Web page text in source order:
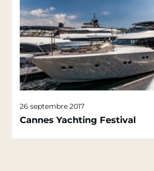
26 septembre 2017
Cannes Yachting Festival